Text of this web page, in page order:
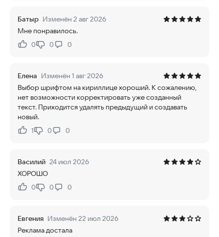
Батыр Изменён 2 авг 2026
Мне понравилось.
Нравится:
0Не нравится:
0 0
Елена Изменён 1 авг 2026
Выбор шрифтом на кириллице хороший. К сожалению,
нет возможности корректировать уже созданный
текст. Приходится удалять предыдущий и создавать
новый.
Нравится:
1Не нравится:
0 0
Василий 24 июл 2026
ХОРОШО
Нравится:
0Не нравится:
0 0
Евгения Изменён 22 июл 2026
Реклама достала